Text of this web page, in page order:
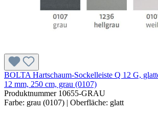
BOLTA Hartschaum-Sockelleiste Q 12 G,
12 mm, 250 cm, grau (0107)
Produktnummer 10655-GRAU
Farbe: grau (0107) | Oberfläche: glatt